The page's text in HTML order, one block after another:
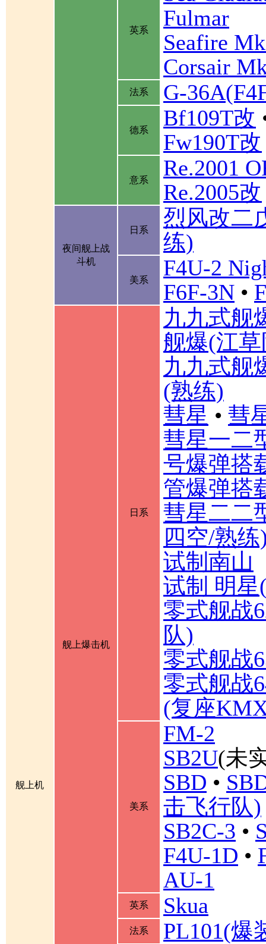
舰上机
英系
Fulmar
Seafire
Corsair
法系 G-
德系 Bf109T改
Fw190T改
意系
Re.2001
Re.2005改
夜间舰上战
斗机
日系
烈风改二
练)
美系
F4U-2
F6F-3N •
舰上爆击机
日系
九九式舰
舰爆(江
九九式舰
(熟练)
彗星 • 彗
彗星一二
号爆弹搭
管爆弹搭
彗星二二
四空/熟练
试制南山
试制 明
零式舰战
队)
零式舰战
零式舰战
(复座
美系
FM-2
SB2U(未
SBD •
击飞行队)
SB2C-3 •
F4U-1D •
AU-1
英系 Skua
法系 PL101(爆